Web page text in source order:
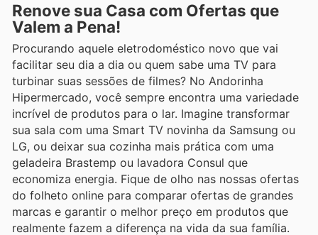
Renove sua Casa com Ofertas que
Valem a Pena!
Procurando aquele eletrodoméstico novo que vai
facilitar seu dia a dia ou quem sabe uma TV para
turbinar suas sessões de filmes? No Andorinha
Hipermercado, você sempre encontra uma variedade
incrível de produtos para o lar. Imagine transformar
sua sala com uma Smart TV novinha da Samsung ou
LG, ou deixar sua cozinha mais prática com uma
geladeira Brastemp ou lavadora Consul que
economiza energia. Fique de olho nas nossas ofertas
do folheto online para comparar ofertas de grandes
marcas e garantir o melhor preço em produtos que
realmente fazem a diferença na vida da sua família.